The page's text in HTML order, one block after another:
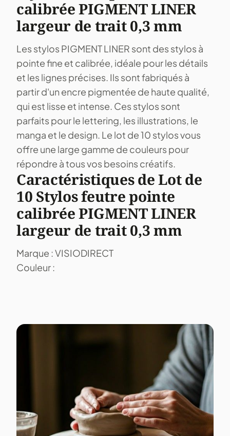
calibrée PIGMENT LINER
largeur de trait 0,3 mm
Les stylos PIGMENT LINER sont des stylos à
pointe fine et calibrée, idéale pour les détails
et les lignes précises. Ils sont fabriqués à
partir d'un encre pigmentée de haute qualité,
qui est lisse et intense. Ces stylos sont
parfaits pour le lettering, les illustrations, le
manga et le design. Le lot de 10 stylos vous
offre une large gamme de couleurs pour
répondre à tous vos besoins créatifs.
Caractéristiques de Lot de
10 Stylos feutre pointe
calibrée PIGMENT LINER
largeur de trait 0,3 mm
Marque : VISIODIRECT
Couleur :